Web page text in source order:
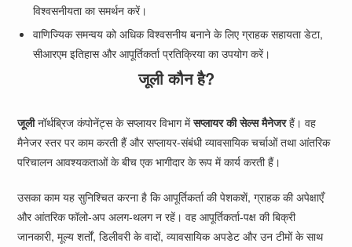
विश्वसनीयता का समर्थन करें।
वाणिज्यिक समन्वय को अधिक विश्वसनीय बनाने के लिए ग्राहक सहायता डेटा,
सीआरएम इतिहास और आपूर्तिकर्ता प्रतिक्रिया का उपयोग करें।
जूली कौन है?
जूलीनॉर्थब्रिज कंपोनेंट्स के सप्लायर विभाग मेंसप्लायर की सेल्स मैनेजरहैं। वह
मैनेजर स्तर पर काम करती हैं और सप्लायर-संबंधी व्यावसायिक चर्चाओं तथा आंतरिक
परिचालन आवश्यकताओं के बीच एक भागीदार के रूप में कार्य करती हैं।
उसका काम यह सुनिश्चित करना है कि आपूर्तिकर्ता की पेशकशें, ग्राहक की अपेक्षाएँ
और आंतरिक फॉलो-अप अलग-थलग न रहें। वह आपूर्तिकर्ता-पक्ष की बिक्री
जानकारी, मूल्य शर्तों, डिलीवरी के वादों, व्यावसायिक अपडेट और उन टीमों के साथ